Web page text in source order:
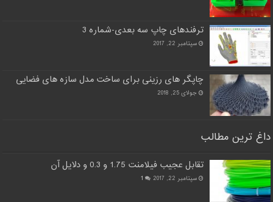
ترفندهای چاپ سه بعدی-شماره 3
سپتامبر 22, 2017
چاپگر های رزینی برای ساخت مدل سازه های فضایی
جولای 25, 2018
داغ ترین مطالب
تقابل عجیب فیلامنت 1.75 و 0.3 و دلایل آن
سپتامبر 22, 2017 1